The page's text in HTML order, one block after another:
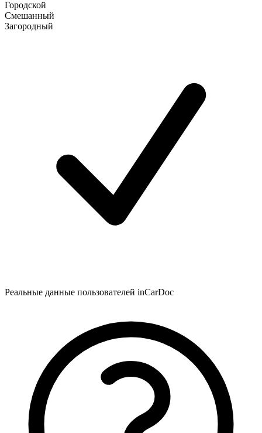
Городской
Смешанный
Загородный
Реальные данные пользователей inCarDoc